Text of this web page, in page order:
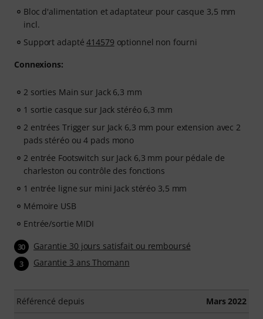
Bloc d'alimentation et adaptateur pour casque 3,5 mm
incl.
Support adapté414579 optionnel non fourni
Connexions:
2 sorties Main sur Jack 6,3 mm
1 sortie casque sur Jack stéréo 6,3 mm
2 entrées Trigger sur Jack 6,3 mm pour extension avec 2
pads stéréo ou 4 pads mono
2 entrée Footswitch sur Jack 6,3 mm pour pédale de
charleston ou contrôle des fonctions
1 entrée ligne sur mini Jack stéréo 3,5 mm
Mémoire USB
Entrée/sortie MIDI
30 Garantie 30 jours satisfait ou remboursé
3 Garantie 3 ans Thomann
Référencé depuis Mars 2022